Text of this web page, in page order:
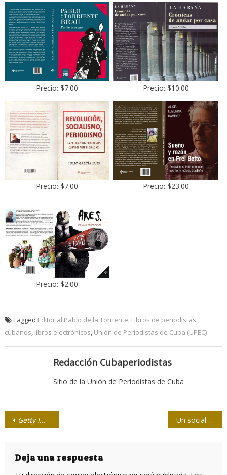
Precio: $7.00 Precio: $10.00
Precio: $7.00 Precio: $23.00
Precio: $2.00
Tagged Editorial Pablo de la Torriente Libros de periodistas
cubanos libros electrónicos Unión de Periodistas de Cuba (UPEC)
Redacción Cubaperiodistas
Sitio de la Unión de Periodistas de Cuba
Navegación
entradas
Getty Images integrarán su catálogo visual en
Un socialdemócrata llamado Zohran Mamdani
Deja una respuesta